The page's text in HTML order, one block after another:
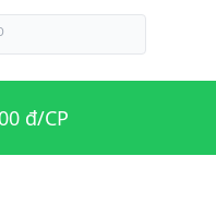
đ/CP